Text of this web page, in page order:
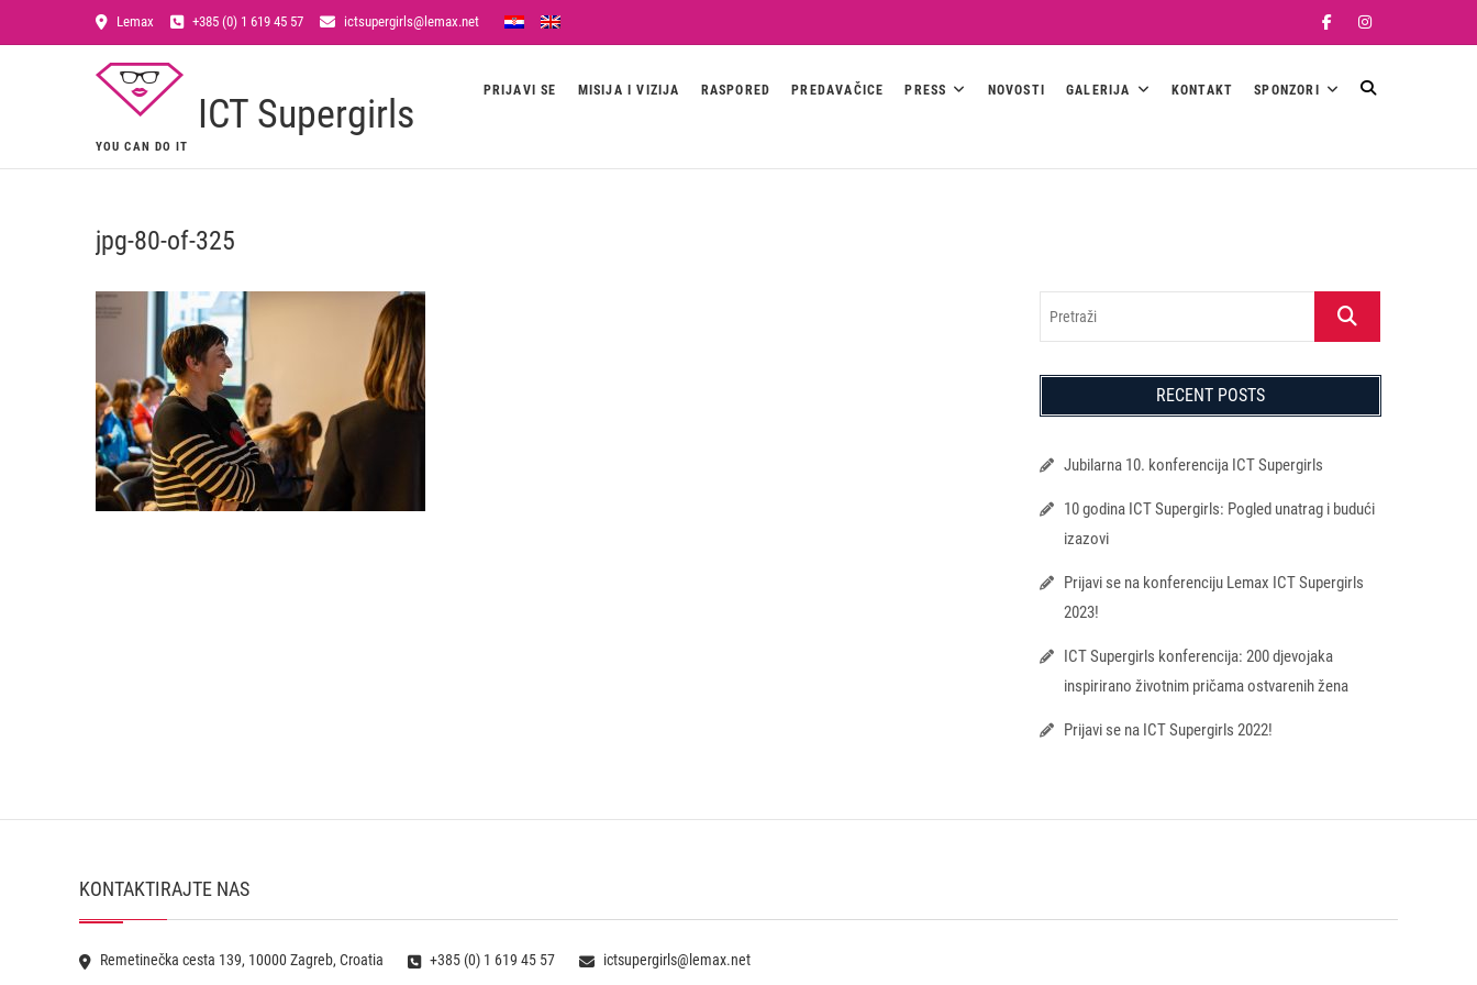
Lemax +385 (0) 1 619 45 57 ictsupergirls@lemax.net FacebookInstagram
ICT Supergirls
YOU CAN DO IT
PRIJAVI SE MISIJA I VIZIJA RASPORED PREDAVAČICE PRESS NOVOSTI GALERIJA KONTAKT SPONZORI
jpg-80-of-325
Pretraži
RECENT POSTS
Jubilarna 10. konferencija ICT Supergirls
10 godina ICT Supergirls: Pogled unatrag i budući
izazovi
Prijavi se na konferenciju Lemax ICT Supergirls
2023!
ICT Supergirls konferencija: 200 djevojaka
inspirirano životnim pričama ostvarenih žena
Prijavi se na ICT Supergirls 2022!
KONTAKTIRAJTE NAS
Remetinečka cesta 139, 10000 Zagreb, Croatia +385 (0) 1 619 45 57 ictsupergirls@lemax.net